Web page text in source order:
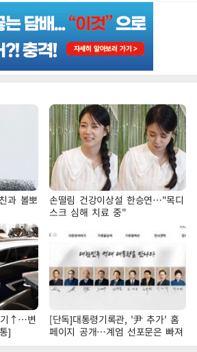
과 볼뽀
손떨림 건강이상설 한승연…"목디
스크 심해 치료 중"
기↑…변
]
[단독]대통령기록관, '尹 추가' 홈
페이지 공개…계엄 선포문은 빠져